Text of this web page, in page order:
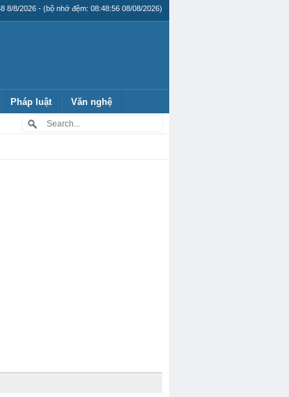
8/8/2026 - (bộ nhớ đệm: 08:48:56 08/08/2026)
Pháp luật Văn nghệ